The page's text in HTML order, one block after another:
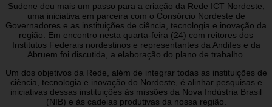
Sudene deu mais um passo para a criação da Rede ICT Nordeste,
uma iniciativa em parceira com o Consórcio Nordeste de
Governadores e as instituições de ciência, tecnologia e inovação da
região. Em encontro nesta quarta-feira (24) com reitores dos
Institutos Federais nordestinos e representantes da Andifes e da
Abruem foi discutida, a elaboração do plano de trabalho.
Um dos objetivos da Rede, além de integrar todas as instituições de
ciência, tecnologia e inovação do Nordeste, é alinhar pesquisas e
iniciativas dessas instituições às missões da Nova Indústria Brasil
(NIB) e às cadeias produtivas da nossa região.